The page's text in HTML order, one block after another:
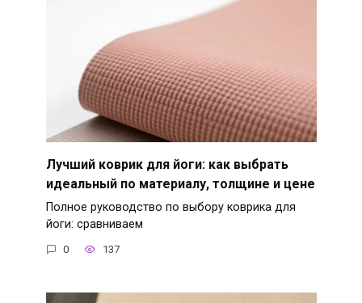
Лучший коврик для йоги: как выбрать
идеальный по материалу, толщине и цене
Полное руководство по выбору коврика для
йоги: сравниваем
0 137